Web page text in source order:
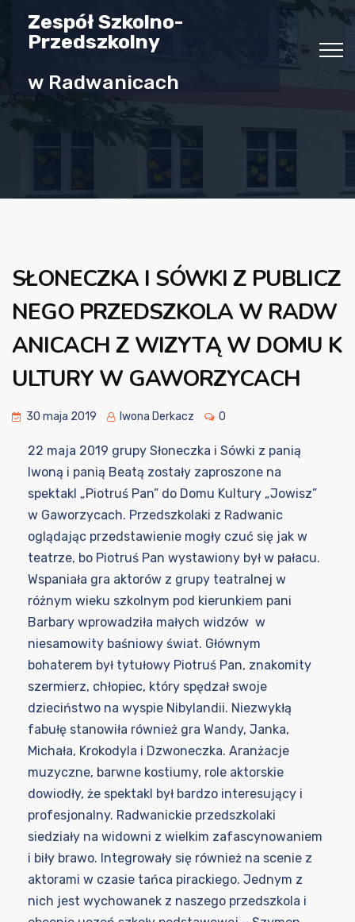
Zespół Szkolno-
Przedszkolny
w Radwanicach
SŁONECZKA I SÓWKI Z PUBLICZ
NEGO PRZEDSZKOLA W RADW
ANICACH Z WIZYTĄ W DOMU K
ULTURY W GAWORZYCACH
30 maja 2019 Iwona Derkacz 0
22 maja 2019 grupy Słoneczka i Sówki z panią
Iwoną i panią Beatą zostały zaproszone na
spektakl „Piotruś Pan” do Domu Kultury „Jowisz”
w Gaworzycach. Przedszkolaki z Radwanic
oglądając przedstawienie mogły czuć się jak w
teatrze, bo Piotruś Pan wystawiony był w pałacu.
Wspaniała gra aktorów z grupy teatralnej w
różnym wieku szkolnym pod kierunkiem pani
Barbary wprowadziła małych widzów w
niesamowity baśniowy świat. Głównym
bohaterem był tytułowy Piotruś Pan, znakomity
szermierz, chłopiec, który spędzał swoje
dzieciństwo na wyspie Nibylandii. Niezwykłą
fabułę stanowiła również gra Wandy, Janka,
Michała, Krokodyla i Dzwoneczka. Aranżacje
muzyczne, barwne kostiumy, role aktorskie
dowiodły, że spektakl był bardzo interesujący i
profesjonalny. Radwanickie przedszkolaki
siedziały na widowni z wielkim zafascynowaniem
i biły brawo. Integrowały się również na scenie z
aktorami w czasie tańca pirackiego. Jednym z
nich jest wychowanek z naszego przedszkola i